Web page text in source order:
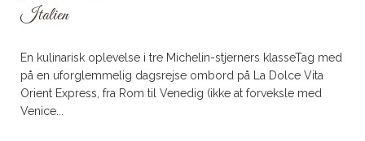
Italien
En kulinarisk oplevelse i tre Michelin-stjerners klasseTag med
på en uforglemmelig dagsrejse ombord på La Dolce Vita
Orient Express, fra Rom til Venedig (ikke at forveksle med
Venice...